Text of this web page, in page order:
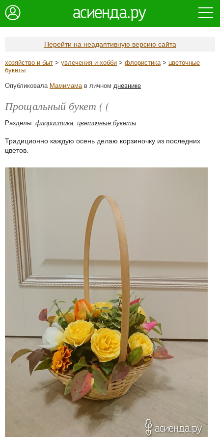
Перейти на неадаптивную версию сайта
хозяйство и быт > увлечения и хобби > флористика> цветочные
букеты
Опубликовала Мамимамав личном дневнике
Прощальный букет ( (
Разделы: флористика, цветочные букеты
Традиционно каждую осень делаю корзиночку из последних
цветов.